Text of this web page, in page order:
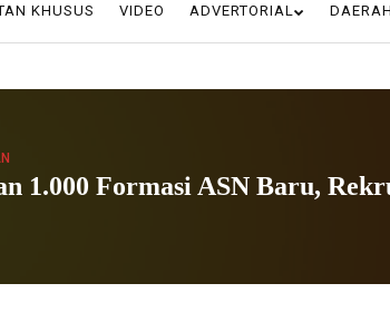
KHUSUS VIDEO ADVERTORIAL DAERAH
1.000 Formasi ASN Baru,